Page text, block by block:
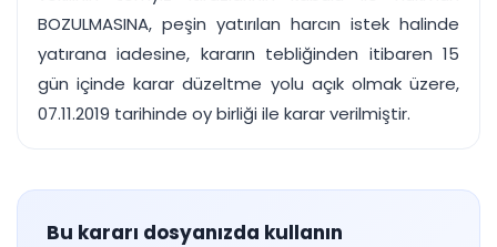
BOZULMASINA, peşin yatırılan harcın istek halinde
yatırana iadesine, kararın tebliğinden itibaren 15
gün içinde karar düzeltme yolu açık olmak üzere,
07.11.2019 tarihinde oy birliği ile karar verilmiştir.
Bu kararı dosyanızda kullanın